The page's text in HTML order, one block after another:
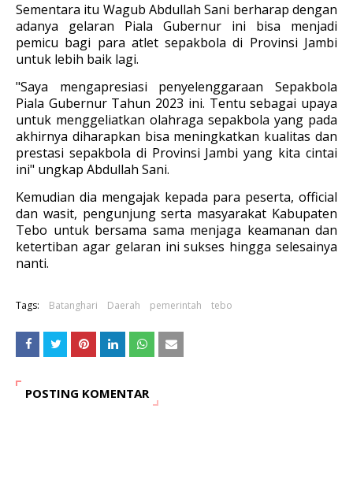
Sementara itu Wagub Abdullah Sani berharap dengan
adanya gelaran Piala Gubernur ini bisa menjadi
pemicu bagi para atlet sepakbola di Provinsi Jambi
untuk lebih baik lagi.
"Saya mengapresiasi penyelenggaraan Sepakbola
Piala Gubernur Tahun 2023 ini. Tentu sebagai upaya
untuk menggeliatkan olahraga sepakbola yang pada
akhirnya diharapkan bisa meningkatkan kualitas dan
prestasi sepakbola di Provinsi Jambi yang kita cintai
ini" ungkap Abdullah Sani.
Kemudian dia mengajak kepada para peserta, official
dan wasit, pengunjung serta masyarakat Kabupaten
Tebo untuk bersama sama menjaga keamanan dan
ketertiban agar gelaran ini sukses hingga selesainya
nanti.
Tags: Batanghari Daerah pemerintah tebo
POSTING KOMENTAR